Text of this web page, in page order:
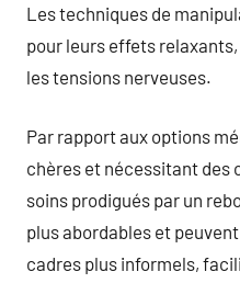
Les techniques de
pour leurs effets
les tensions nerveuses.
Par rapport aux options
chères et nécessitant des
soins prodigués par un
plus abordables et
cadres plus informels,